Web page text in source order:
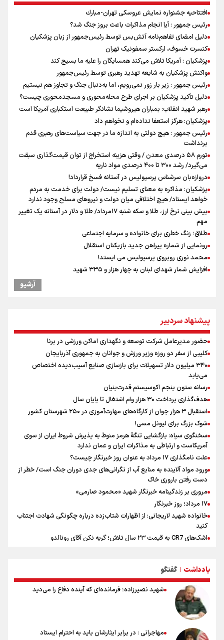
افتتاحیه جشنواره نمايش عروسكى تهران-مبارك
رئیس جمهور : آیا انجام مذاکرات باعث بروز جنگ شد؟
دلیل امضای تفاهم‌نامه آتش‌بس توسط رئیس‌جمهور از زبان پزشکیان
کنسرت خسوف، ارکستر سمفونیک تهران
پزشکیان : آمریکا تلاش می‌کند همسایگان را علیه ما بسیج کند
واکنش پزشکیان به شایعه تهدید رهبری توسط رئیس‌جمهور
رئیس جمهور : زیر بار زور نمی‌رویم، اما به‌دنبال جنگ و تجاوز هم نیستیم
دلیل تأکید پزشکیان بر اجرای طرح محله‌محوری و مسجدمحوری چیست؟
رهبر شهید انقلاب: بمباران هیروشیما نشانگر طبیعت استکباری آمریکا است
پزشکیان: هرگز استعفا نداده‌ام و نخواهم داد
رئیس جمهور : هیچ دولتی به اندازه ما در جهت سیاست‌های رهبری قدم
برنداشت
تورم ۵۸ درصدی معدن / وقتی هزینه استخراج از توان قیمت‌گذاری سبقت
می‌گیرد/ رشد ۳۰۰ تا ۴۰۰ درصدی مواد ناریه
دروازه‌بان سرشناس پرسپولیس در آستانه فسخ قرارداد!
پزشکیان: مذاکره به معنای تسلیم نیست/ دولت برای خدمت به مردم
خواهد ایستاد/ هیچ اختلافی میان دولت و نیروهای مسلح وجود ندارد
پیش بینی نرخ ارز، طلا و سکه شنبه ۱۷مرداد/ طلا و دلار در آستانه یک تغییر
مهم
طلاق؛ زنگ خطری برای خانواده و سرمایه اجتماعی
رونمایی از شماره پیراهن جدید بازیکنان استقلال
محمد نوری روبروی پرسپولیس می ایستد!
افزایش شمار شهدای لبنان به چهار هزار و ۳۳۵ شهید
دبیرکل گردان‌های سیدالشهدا عراق: پاسخ به تجاوزهای عربستان همچنان
کالبدشکافی استقلال پیش از لیگ بیست‌و‌ششم/ آبی‌پوشان با چه وضعیتی
وارد لیگ می‌شوند؟
مروری بر زندگینامه خبرنگار شهید «محمود صارمی»
علی‌نژاد در مراسم انجمن ورزشی نویسان در روز خبرنگار : رسانه‌های خبری
در سال گذشته تا به امروز اتفاقات بزرگی را رقم زدند
علت نامگذاری ۱۷ مرداد به عنوان روز خبرنگار چیست؟
آرشیو
پیشنهاد سردبیر
حضور مدیرعامل شرکت توسعه و نگهداری اماکن ورزشی در برنا
کلیپی از سفر دو روزه وزیر ورزش و جوانان به جمهوری آذربایجان
۳۴۰ میلیون دلار تسهیلات برای بازسازی صنایع آسیب‌دیده اختصاص
می‌یابد
رسانه ستون پنجم اکوسیستم قدرت‌بنیان
هدف‌گذاری پرداخت ۳۰ هزار وام اشتغال تا پایان سال
استقبال ۳ هزار جوان از کارگاه‌های مهارت‌آموزی در ۲۵۰ شهرستان کشور
شوک بزرگ برای لیونل مسی!
سخنگوی سپاه: بازگشایی تنگۀ هرمز منوط به پذیرش شروط ایران از سوی
آمریکاست و ارتباطی به مذاکرات ایران و عمان ندارد
علت نامگذاری ۱۷ مرداد به عنوان روز خبرنگار چیست؟
ورود مواد آلاینده به منابع آب از نگرانی‌های جدی دوران جنگ است/ خطر از
دست رفتن باروری خاک
مروری بر زندگینامه خبرنگار شهید «محمود صارمی»
۱۷ مرداد؛ روز خبرنگار
خانواده شهید لاریجانی: از اظهارات شتاب‌زده درباره چگونگی شهادت اجتناب
کنید
اشک‌های CR7 به قیمت ۲۳ سال تلاش؛ گریه نکن آقای رونالدو
تلاش مدام برای زنده نگه داشتن هنر ایرانی
نصرتی: پاسخ بیرانوند سنخیتی با صحبت‌های علی دایی نداشت/
ملی‌پوشان نباید از خودشان تعریف کنند!
خلعتبری: جای دو سه نفر در جام جهانی خالی بود/ تیم ملی نیاز به تغییر
نسل دارد/ دوست دارم آرژانتین قهرمان شود
شاهرخی: اندازه داشته‌هایمان از بازار جام جهانی برداشت کردیم/ دودستی
یادداشت | گفتگو
شهید نصیرزاده؛ فرمانده‌ای که آینده دفاع را می‌دید
مهاجرانی : در برابر ایثارشان باید به احترام ایستاد